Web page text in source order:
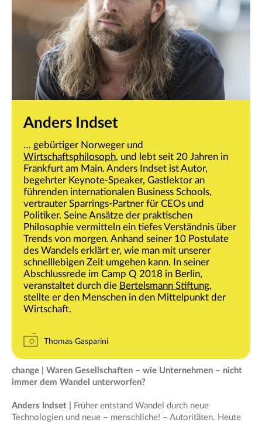
Anders Indset
… gebürtiger Norweger und
Wirtschaftsphilosoph, und lebt seit 20 Jahren in
Frankfurt am Main. Anders Indset ist Autor,
begehrter Keynote-Speaker, Gastlektor an
führenden internationalen Business Schools,
vertrauter Sparrings-Partner für CEOs und
Politiker. Seine Ansätze der praktischen
Philosophie vermitteln ein tiefes Verständnis über
Trends von morgen. Anhand seiner 10 Postulate
des Wandels erklärt er, wie man mit unserer
schnelllebigen Zeit umgehen kann. In seiner
Abschlussrede im Camp Q 2018 in Berlin,
veranstaltet durch die Bertelsmann Stiftung,
stellte er den Menschen in den Mittelpunkt der
Wirtschaft.
Thomas Gasparini
change | Waren Gesellschaften – wie Unternehmen – nicht
immer dem Wandel unterworfen?
Anders Indset |
Früher entstand Wandel durch neue
Technologien und neue – menschliche! – Autoritäten. Heute